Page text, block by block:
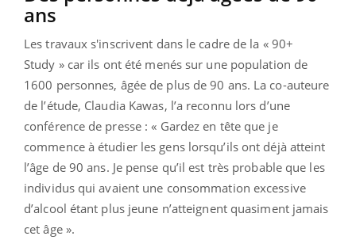
ans
Les travaux s'inscrivent dans le cadre de la « 90+
Study » car ils ont été menés sur une population de
1600 personnes, âgée de plus de 90 ans. La co-auteure
de l’étude, Claudia Kawas, l’a reconnu lors d’une
conférence de presse : « Gardez en tête que je
commence à étudier les gens lorsqu’ils ont déjà atteint
l’âge de 90 ans. Je pense qu’il est très probable que les
individus qui avaient une consommation excessive
d’alcool étant plus jeune n’atteignent quasiment jamais
cet âge ».